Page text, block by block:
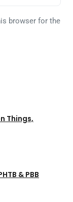
browser for the
Things,
& PBB